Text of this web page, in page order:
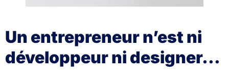
Un entrepreneur n’est ni
développeur ni designer…